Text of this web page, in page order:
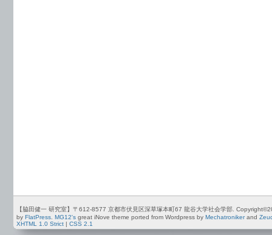
【脇田健一 研究室】〒612-8577 京都市伏見区深草塚本町67 龍谷大学社会学部.
by FlatPress. MG12's great iNove theme ported from Wordpress by Mechatronikerand
XHTML 1.0 Strict
CSS 2.1